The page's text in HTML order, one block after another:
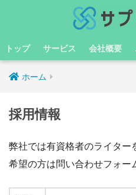
トップ サービス 会社概要
ホーム
採用情報
弊社では有資格者のライター
希望の方は問い合わせフォー